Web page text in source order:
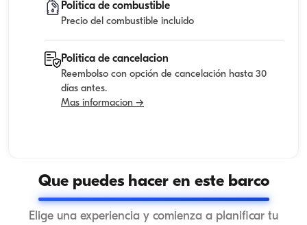
Politica de combustible
Precio del combustible incluido
Politica de cancelacion
Reembolso con opción de cancelación hasta 30
días antes.
Mas informacion →
Que puedes hacer en este barco
Elige una experiencia y comienza a planificar tu